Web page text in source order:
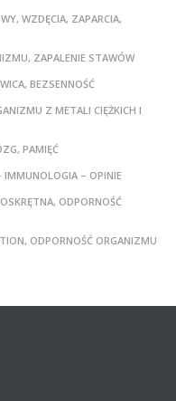
WZDĘCIA, ZAPARCIA,
ZAPALENIE STAWÓW
BEZSENNOŚĆ
Z METALI CIĘŻKICH I
PAMIĘĆ
IMMUNOLOGIA – OPINIE
ODPORNOŚĆ
ODPORNOŚĆ ORGANIZMU